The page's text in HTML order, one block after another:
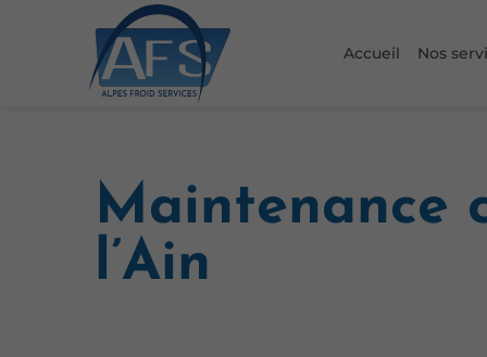
Accueil Nos
Maintenance
l’Ain